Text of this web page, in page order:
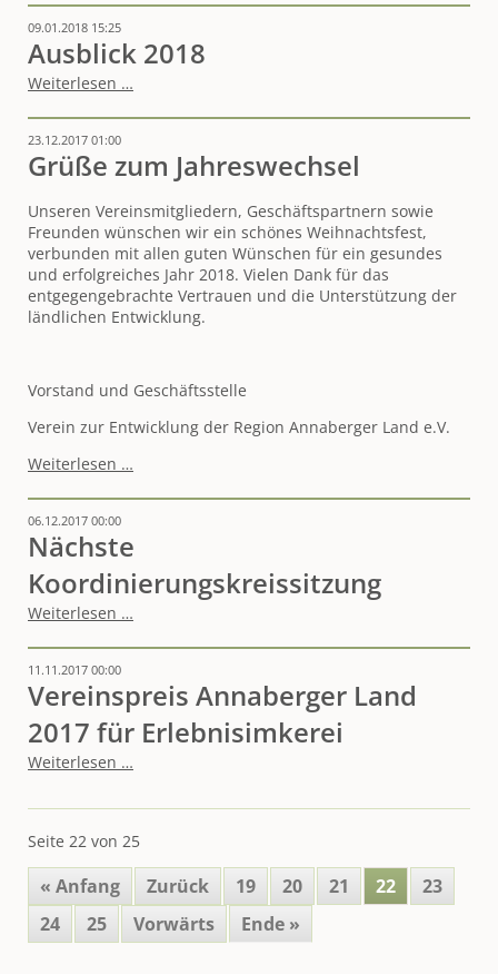
gestartet
09.01.2018 15:25
Ausblick 2018
Weiterlesen …
23.12.2017 01:00
Grüße zum Jahreswechsel
Unseren Vereinsmitgliedern, Geschäftspartnern sowie
Freunden wünschen wir ein schönes Weihnachtsfest,
verbunden mit allen guten Wünschen für ein gesundes
und erfolgreiches Jahr 2018. Vielen Dank für das
entgegengebrachte Vertrauen und die Unterstützung der
ländlichen Entwicklung.
Vorstand und Geschäftsstelle
Verein zur Entwicklung der Region Annaberger Land e.V.
Weiterlesen …
Jahreswechsel
06.12.2017 00:00
Nächste
Koordinierungskreissitzung
Weiterlesen …
11.11.2017 00:00
Vereinspreis Annaberger Land
2017 für Erlebnisimkerei
Weiterlesen …
Land
für
Erlebnisimkerei
Seite 22 von 25
« Anfang Zurück 19 20 21 22
23
24
25 Vorwärts Ende »